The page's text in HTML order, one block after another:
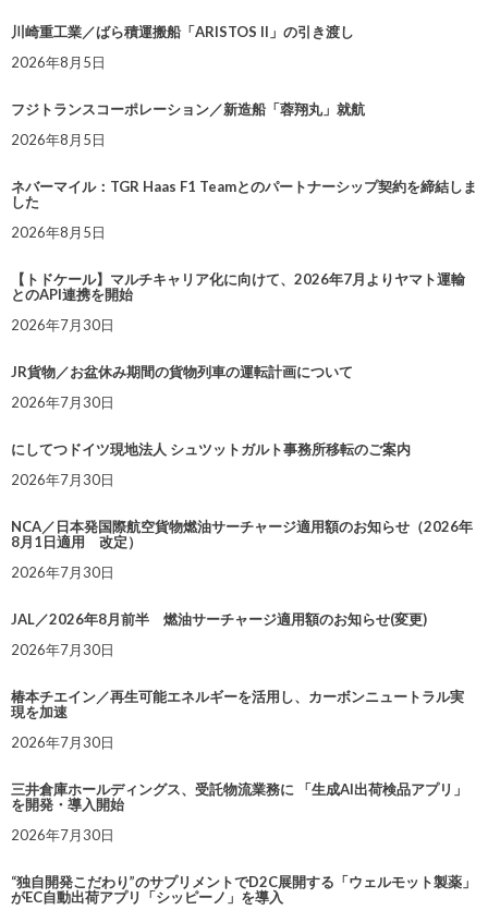
川崎重工業／ばら積運搬船「ARISTOS II」の引き渡し
2026年8月5日
フジトランスコーポレーション／新造船「蓉翔丸」就航
2026年8月5日
ネバーマイル：TGR Haas F1 Teamとのパートナーシップ契約を締結しま
した
2026年8月5日
【トドケール】マルチキャリア化に向けて、2026年7月よりヤマト運輸
とのAPI連携を開始
2026年7月30日
JR貨物／お盆休み期間の貨物列車の運転計画について
2026年7月30日
にしてつドイツ現地法人 シュツットガルト事務所移転のご案内
2026年7月30日
NCA／日本発国際航空貨物燃油サーチャージ適用額のお知らせ（2026年
8月1日適用 改定）
2026年7月30日
JAL／2026年8月前半 燃油サーチャージ適用額のお知らせ(変更)
2026年7月30日
椿本チエイン／再生可能エネルギーを活用し、カーボンニュートラル実
現を加速
2026年7月30日
三井倉庫ホールディングス、受託物流業務に 「生成AI出荷検品アプリ」
を開発・導入開始
2026年7月30日
“独自開発こだわり”のサプリメントでD2C展開する「ウェルモット製薬」
がEC自動出荷アプリ「シッピーノ」を導入